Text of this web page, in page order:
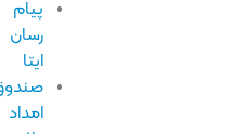
پیام
رسان
صندوق
امداد